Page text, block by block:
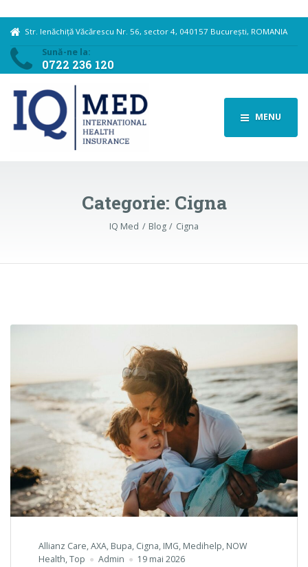
Str. Ienăchiță Văcărescu Nr. 56, sector 4, 040157 București, ROMANIA
Sună-ne la:
0722 236 120
MENU
Categorie: Cigna
IQ Med Blog Cigna
Allianz Care,AXA, Bupa, Cigna, IMG, Medihelp, NOW
Health,Top Admin 19 mai 2026